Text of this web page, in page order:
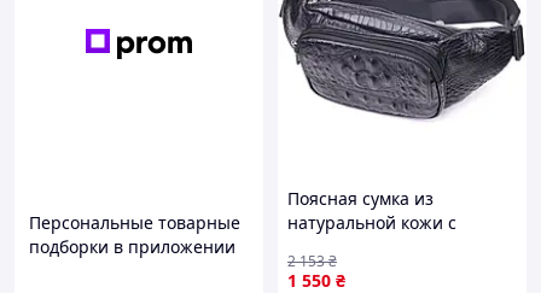
Персональные товарные
подборки в приложении
Поясная сумка из
натуральной кожи с
21297 Vintage Черная
1 550 ₴
2 153₴